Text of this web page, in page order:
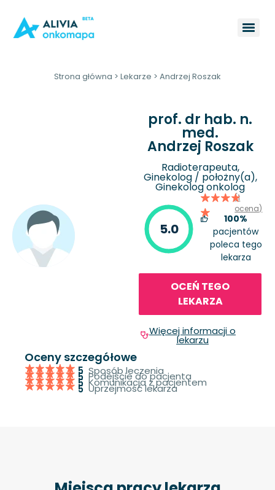
Strona główna > Lekarze > Andrzej Roszak
prof. dr hab. n.
med.
Andrzej Roszak
Radioterapeuta,
Ginekolog / położny(a),
Ginekolog onkolog
5.0
(1
ocena)
100%
pacjentów
poleca tego
lekarza
OCEŃ TEGO
LEKARZA
Więcej informacji o
lekarzu
Oceny szczegółowe
5 Sposób leczenia
5 Podejście do pacjenta
5 Komunikacja z pacjentem
5 Uprzejmość lekarza